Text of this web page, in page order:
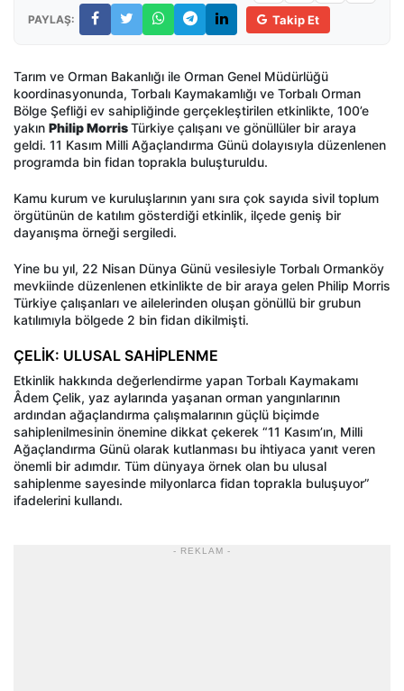
PAYLAŞ: Takip Et
Tarım ve Orman Bakanlığı ile Orman Genel Müdürlüğü
koordinasyonunda, Torbalı Kaymakamlığı ve Torbalı Orman
Bölge Şefliği ev sahipliğinde gerçekleştirilen etkinlikte, 100’e
yakın Philip MorrisTürkiye çalışanı ve gönüllüler bir araya
geldi. 11 Kasım Milli Ağaçlandırma Günü dolayısıyla düzenlenen
programda bin fidan toprakla buluşturuldu.
Kamu kurum ve kuruluşlarının yanı sıra çok sayıda sivil toplum
örgütünün de katılım gösterdiği etkinlik, ilçede geniş bir
dayanışma örneği sergiledi.
Yine bu yıl, 22 Nisan Dünya Günü vesilesiyle Torbalı Ormanköy
mevkiinde düzenlenen etkinlikte de bir araya gelen Philip Morris
Türkiye çalışanları ve ailelerinden oluşan gönüllü bir grubun
katılımıyla bölgede 2 bin fidan dikilmişti.
ÇELİK: ULUSAL SAHİPLENME
Etkinlik hakkında değerlendirme yapan Torbalı Kaymakamı
Âdem Çelik, yaz aylarında yaşanan orman yangınlarının
ardından ağaçlandırma çalışmalarının güçlü biçimde
sahiplenilmesinin önemine dikkat çekerek “11 Kasım’ın, Milli
Ağaçlandırma Günü olarak kutlanması bu ihtiyaca yanıt veren
önemli bir adımdır. Tüm dünyaya örnek olan bu ulusal
sahiplenme sayesinde milyonlarca fidan toprakla buluşuyor”
ifadelerini kullandı.
- REKLAM -